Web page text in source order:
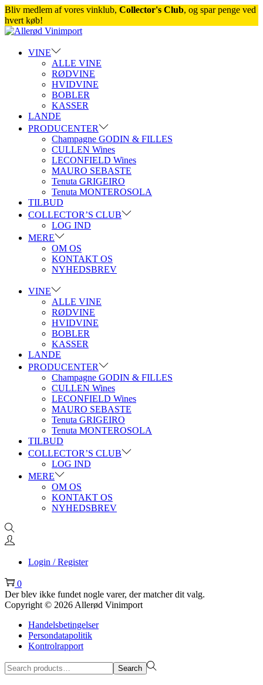
Bliv medlem af vores vinklub, Collector's Club, og spar penge ved
hvert køb!
Skip
navigation
Skip
contentVINE
ALLE VINE
RØDVINE
HVIDVINE
BOBLER
KASSER
LANDE
PRODUCENTER
Champagne GODIN & FILLES
CULLEN Wines
LECONFIELD Wines
MAURO SEBASTE
Tenuta GRIGEIRO
Tenuta MONTEROSOLA
TILBUD
COLLECTOR’S CLUB
LOG IND
MERE
OM OS
KONTAKT OS
NYHEDSBREV
VINE
ALLE VINE
RØDVINE
HVIDVINE
BOBLER
KASSER
LANDE
PRODUCENTER
Champagne GODIN & FILLES
CULLEN Wines
LECONFIELD Wines
MAURO SEBASTE
Tenuta GRIGEIRO
Tenuta MONTEROSOLA
TILBUD
COLLECTOR’S CLUB
LOG IND
MERE
OM OS
KONTAKT OS
NYHEDSBREV
Login / Register
0
Der blev ikke fundet nogle varer, der matcher dit valg.
Copyright © 2026 Allerød Vinimport
Handelsbetingelser
Persondatapolitik
Kontrolrapport
Search
for:>
Search